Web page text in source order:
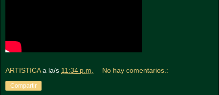
ARTISTICA a la/s 11:34 p.m. No hay comentarios.:
Compartir